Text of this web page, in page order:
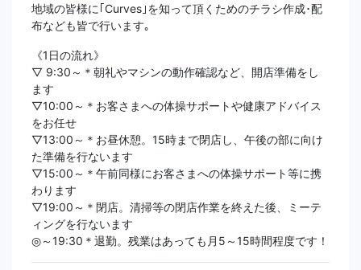
地域の皆様に｢Curves｣を知って頂くためのチラシ作成･配
布なども皆で行います｡
《1日の流れ》
▽ 9:30～＊朝礼やマシンの動作確認など、開店準備をし
ます
▽10:00～＊お客さまへの体操サポートや健康アドバイス
をお任せ
▽13:00～＊お昼休憩。15時まで閉店し、午後の部に向け
た準備を行ないます
▽15:00～＊午前同様にお客さまへの体操サポート等に携
わります
▽19:00～＊閉店。清掃等の閉店作業を終えた後、ミーテ
ィングを行ないます
◎～19:30＊退勤。残業はあっても月5～15時間程度です！